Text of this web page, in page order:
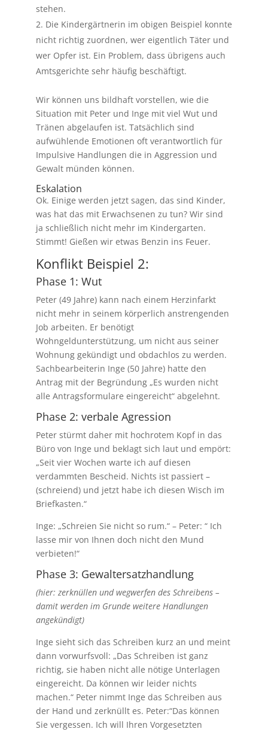
stehen.
Die Kindergärtnerin im obigen Beispiel konnte
nicht richtig zuordnen, wer eigentlich Täter und
wer Opfer ist. Ein Problem, dass übrigens auch
Amtsgerichte sehr häufig beschäftigt.
Wir können uns bildhaft vorstellen, wie die
Situation mit Peter und Inge mit viel Wut und
Tränen abgelaufen ist. Tatsächlich sind
aufwühlende Emotionen oft verantwortlich für
Impulsive Handlungen die in Aggression und
Gewalt münden können.
Eskalation
Ok. Einige werden jetzt sagen, das sind Kinder,
was hat das mit Erwachsenen zu tun? Wir sind
ja schließlich nicht mehr im Kindergarten.
Stimmt! Gießen wir etwas Benzin ins Feuer.
Konflikt Beispiel 2:
Phase 1: Wut
Peter (49 Jahre) kann nach einem Herzinfarkt
nicht mehr in seinem körperlich anstrengenden
Job arbeiten. Er benötigt
Wohngeldunterstützung, um nicht aus seiner
Wohnung gekündigt und obdachlos zu werden.
Sachbearbeiterin Inge (50 Jahre) hatte den
Antrag mit der Begründung „Es wurden nicht
alle Antragsformulare eingereicht“ abgelehnt.
Phase 2: verbale Agression
Peter stürmt daher mit hochrotem Kopf in das
Büro von Inge und beklagt sich laut und empört:
„Seit vier Wochen warte ich auf diesen
verdammten Bescheid. Nichts ist passiert –
(schreiend) und jetzt habe ich diesen Wisch im
Briefkasten.“
Inge: „Schreien Sie nicht so rum.“ – Peter: “ Ich
lasse mir von Ihnen doch nicht den Mund
verbieten!“
Phase 3: Gewaltersatzhandlung
(hier: zerknüllen und wegwerfen des Schreibens –
damit werden im Grunde weitere Handlungen
angekündigt)
Inge sieht sich das Schreiben kurz an und meint
dann vorwurfsvoll: „Das Schreiben ist ganz
richtig, sie haben nicht alle nötige Unterlagen
eingereicht. Da können wir leider nichts
machen.“ Peter nimmt Inge das Schreiben aus
der Hand und zerknüllt es. Peter:“Das können
Sie vergessen. Ich will Ihren Vorgesetzten